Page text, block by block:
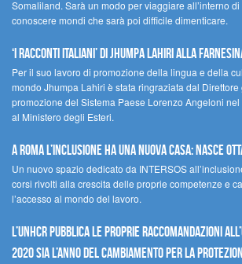
Somaliland. Sarà un modo per viaggiare all’interno
conoscere mondi che sarà poi difficile dimenticare.
‘I racconti italiani’ di Jhumpa Lahiri alla
Per il suo lavoro di promozione della lingua e della
mondo Jhumpa Lahiri è stata ringraziata dal
promozione del Sistema Paese Lorenzo Angeloni nel
al Ministero degli Esteri.
A Roma l’inclusione ha una nuova casa: nasce
Un nuovo spazio dedicato da INTERSOS
corsi rivolti alla crescita delle proprie competenze e
l’accesso al mondo del lavoro.
L’UNHCR pubblica le proprie raccomandazioni
2020 sia l’anno del cambiamento per la